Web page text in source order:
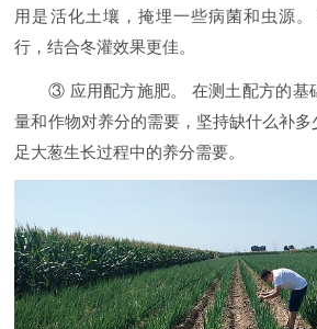
用是活化土壤，掩埋一些病菌和虫源
行，结合冬灌效果更佳。
③ 应用配方施肥。 在测土配方的基
量和作物对养分的需要，坚持缺什么补
足大葱生长过程中的养分需要。